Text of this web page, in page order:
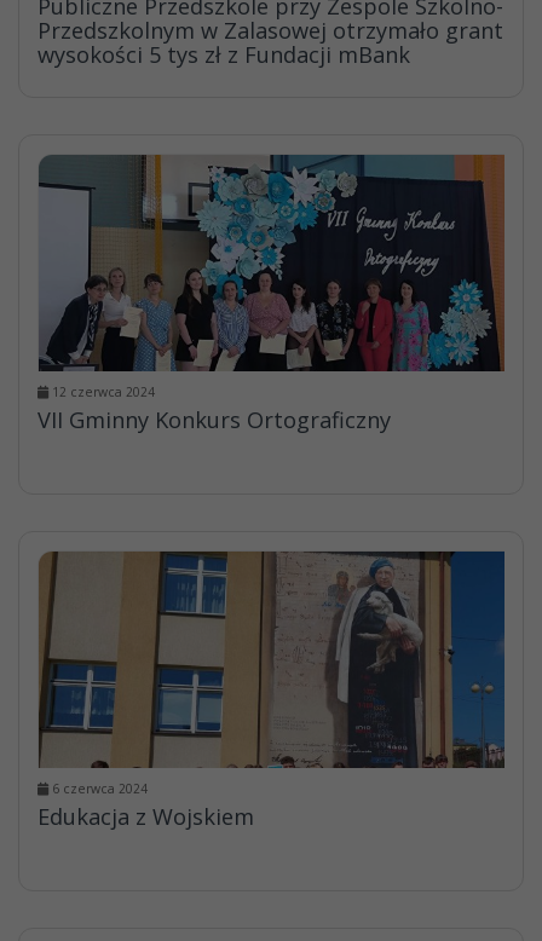
Publiczne Przedszkole przy Zespole Szkolno-
Przedszkolnym w Zalasowej otrzymało grant
wysokości 5 tys zł z Fundacji mBank
12 czerwca 2024
VII Gminny Konkurs Ortograficzny
6 czerwca 2024
Edukacja z Wojskiem